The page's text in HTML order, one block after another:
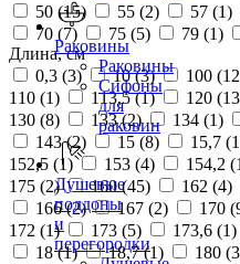
Раковины
Раковины
Сифоны
для
раковин
Душевые
поддоны
и
перегородки
50 (15) 55 (2) 57 (1)
70 (7) 75 (5) 79 (1)
Длина, см
0,3 (3) 10 (3) 100 (12
110 (1) 113,5 (1) 120 (13
130 (8) 133 (2) 134 (1)
143 (2) 15 (8) 15,7 (1
152,5 (1) 153 (4) 154,2 (1
175 (2) 160 (45) 162 (4)
166 (2) 167 (2) 170 (
172 (1) 173 (5) 173,6 (1)
18 (1) 18,7 (1) 180 (